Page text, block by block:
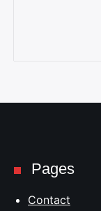
Pages
Contact